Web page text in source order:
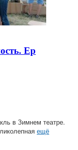
Ер
в Зимнем театре.
ещё